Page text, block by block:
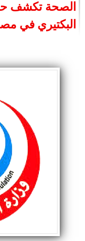
الصحة تكشف
البكتيري في